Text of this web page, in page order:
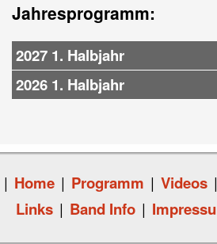
Jahresprogramm:
2027 1. Halbjahr
2026 1. Halbjahr
| Home | Programm | Videos |
Links | Band Info |